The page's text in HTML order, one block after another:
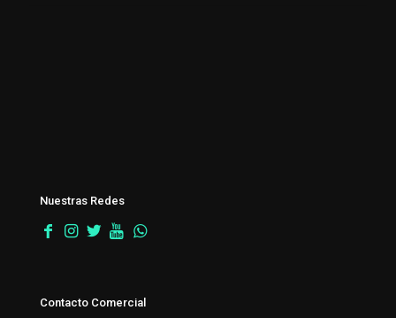
Nuestras Redes
Contacto Comercial